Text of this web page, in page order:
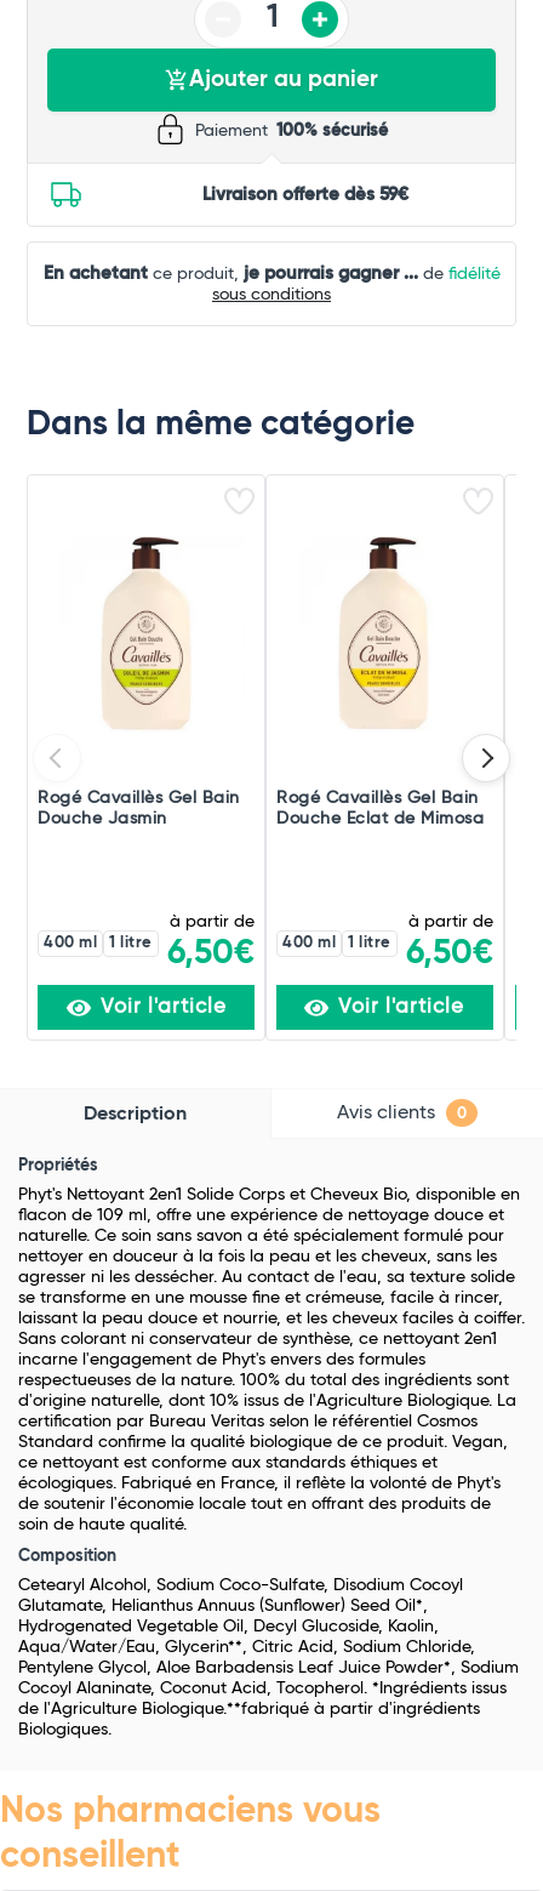
Ajouter au panier
Paiement 100% sécurisé
Livraison offerte dès 59€
En achetantce produit, je pourrais gagner ...de fidélité
sous conditions
Dans la même catégorie
Rogé Cavaillès Gel Bain
Douche Jasmin
400 ml 1 litre
à partir de
6,50€
Voir l'article
Rogé Cavaillès Gel Bain
Douche Eclat de Mimosa
400 ml 1 litre
à partir de
6,50€
Voir l'article
Description Avis clients 0
Propriétés
Phyt's Nettoyant 2en1 Solide Corps et Cheveux Bio, disponible en
flacon de 109 ml, offre une expérience de nettoyage douce et
naturelle. Ce soin sans savon a été spécialement formulé pour
nettoyer en douceur à la fois la peau et les cheveux, sans les
agresser ni les dessécher. Au contact de l'eau, sa texture solide
se transforme en une mousse fine et crémeuse, facile à rincer,
laissant la peau douce et nourrie, et les cheveux faciles à coiffer.
Sans colorant ni conservateur de synthèse, ce nettoyant 2en1
incarne l'engagement de Phyt's envers des formules
respectueuses de la nature. 100% du total des ingrédients sont
d'origine naturelle, dont 10% issus de l'Agriculture Biologique. La
certification par Bureau Veritas selon le référentiel Cosmos
Standard confirme la qualité biologique de ce produit. Vegan,
ce nettoyant est conforme aux standards éthiques et
écologiques. Fabriqué en France, il reflète la volonté de Phyt's
de soutenir l'économie locale tout en offrant des produits de
soin de haute qualité.
Composition
Cetearyl Alcohol, Sodium Coco-Sulfate, Disodium Cocoyl
Glutamate, Helianthus Annuus (Sunflower) Seed Oil*,
Hydrogenated Vegetable Oil, Decyl Glucoside, Kaolin,
Aqua/Water/Eau, Glycerin**, Citric Acid, Sodium Chloride,
Pentylene Glycol, Aloe Barbadensis Leaf Juice Powder*, Sodium
Cocoyl Alaninate, Coconut Acid, Tocopherol. *Ingrédients issus
de l'Agriculture Biologique.**fabriqué à partir d'ingrédients
Biologiques.
Nos pharmaciens vous
conseillent